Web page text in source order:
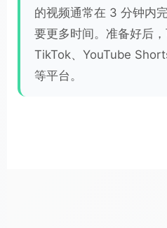
的视频通常在 3 分钟内
要更多时间。准备好后
TikTok、YouTube
等平台。